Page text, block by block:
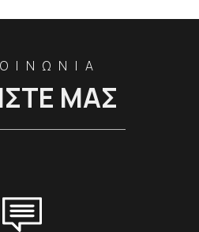
ΜΑΣ